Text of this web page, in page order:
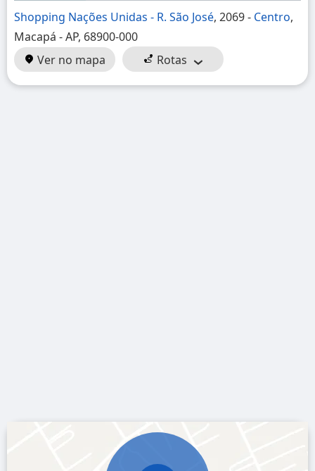
Shopping Nações Unidas - R. São José, 2069 - Centro,
Macapá - AP, 68900-000
Ver no mapa
Rotas